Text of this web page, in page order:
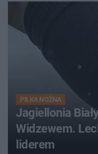
PIŁKA NOŻNA
Jagiellonia
Widzewem.
liderem